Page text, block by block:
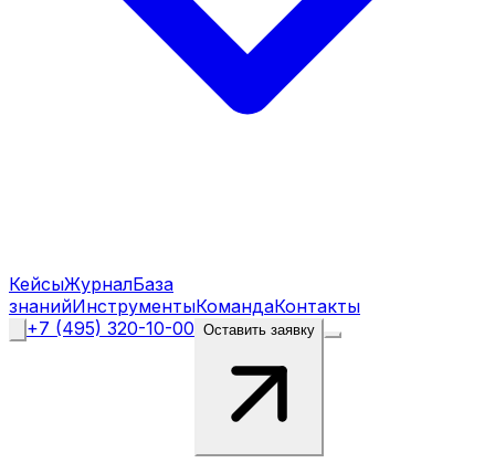
КейсыЖурналБаза
знанийИнструментыКомандаКонтакты
+7 (495) 320-10-00 Оставить заявку